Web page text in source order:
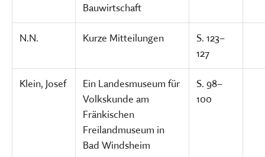
Bauwirtschaft
N.N. Kurze Mitteilungen
S. 123–
127
Klein, Josef
Ein Landesmuseum für
Volkskunde am
Fränkischen
Freilandmuseum in
Bad Windsheim
S. 98–
100